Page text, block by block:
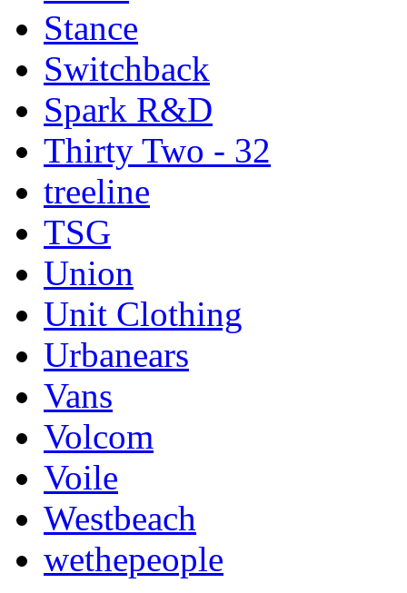
Stance
Switchback
Spark R&D
Thirty Two - 32
treeline
TSG
Union
Unit Clothing
Urbanears
Vans
Volcom
Voile
Westbeach
wethepeople